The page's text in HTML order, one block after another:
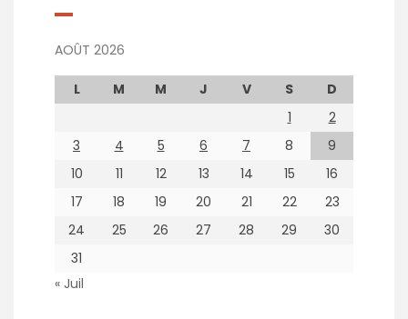
AOÛT 2026
L M M J V S
D
1
2
3
4 5 6 7 8
9
10
11 12 13 14 15
16
17
18 19 20 21 22
23
24
25 26 27 28 29
30
31
« Juil